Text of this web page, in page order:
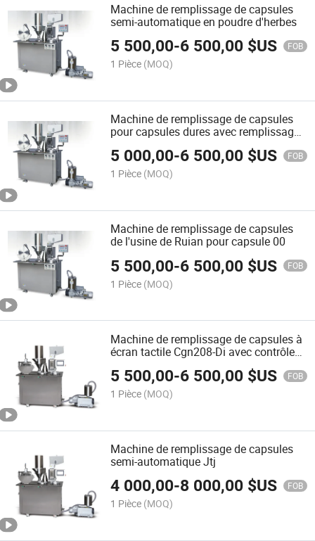
Machine de remplissage de capsules
semi-automatique en poudre d'herbes
5 500,00-6 500,00 $US FOB
1 Pièce (MOQ)
Machine de remplissage de capsules
pour capsules dures avec remplissage
de granulés en poudre à l'intérieur
5 000,00-6 500,00 $US FOB
1 Pièce (MOQ)
Machine de remplissage de capsules
de l'usine de Ruian pour capsule 00
5 500,00-6 500,00 $US FOB
1 Pièce (MOQ)
Machine de remplissage de capsules à
écran tactile Cgn208-Di avec contrôle
5 500,00-6 500,00 $US FOB
1 Pièce (MOQ)
Machine de remplissage de capsules
semi-automatique Jtj
4 000,00-8 000,00 $US FOB
1 Pièce (MOQ)